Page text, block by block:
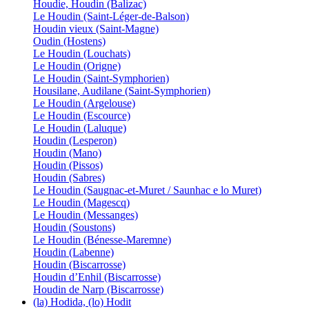
Houdie, Houdin (Balizac)
Le Houdin (Saint-Léger-de-Balson)
Houdin vieux (Saint-Magne)
Oudin (Hostens)
Le Houdin (Louchats)
Le Houdin (Origne)
Le Houdin (Saint-Symphorien)
Housilane, Audilane (Saint-Symphorien)
Le Houdin (Argelouse)
Le Houdin (Escource)
Le Houdin (Laluque)
Houdin (Lesperon)
Houdin (Mano)
Houdin (Pissos)
Houdin (Sabres)
Le Houdin (Saugnac-et-Muret / Saunhac e lo Muret)
Le Houdin (Magescq)
Le Houdin (Messanges)
Houdin (Soustons)
Le Houdin (Bénesse-Maremne)
Houdin (Labenne)
Houdin (Biscarrosse)
Houdin d’Enhil (Biscarrosse)
Houdin de Narp (Biscarrosse)
(la) Hodida, (lo) Hodit